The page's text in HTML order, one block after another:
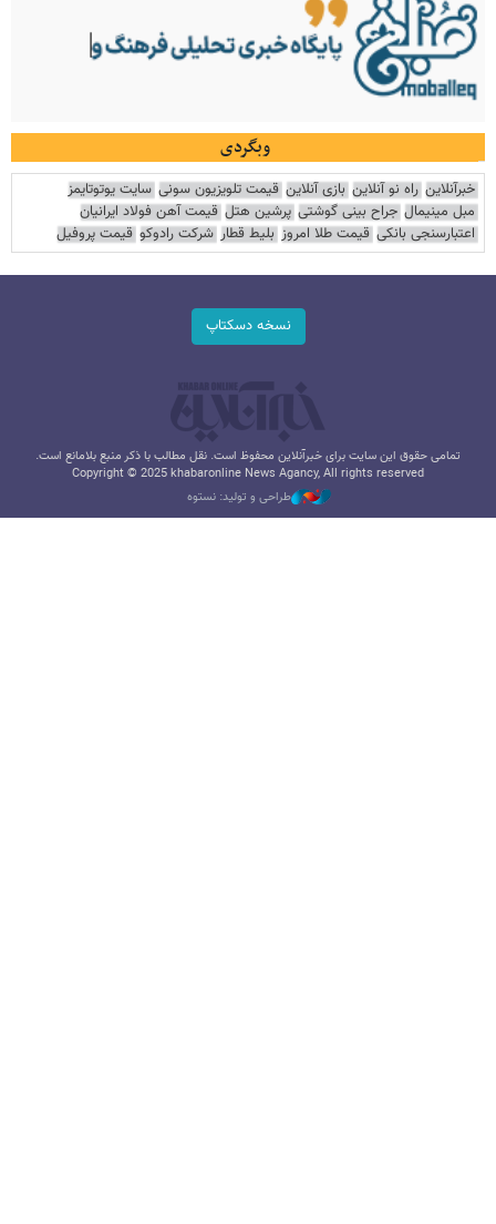
وبگردی
خبرآنلاین راه نو آنلاین بازی آنلاین قیمت تلویزیون سونی سایت یوتوتایمز
مبل مینیمال جراح بینی گوشتی پرشین هتل قیمت آهن فولاد ایرانیان
اعتبارسنجی بانکی قیمت طلا امروز بلیط قطار شرکت رادوکو قیمت پروفیل
نسخه دسکتاپ
تمامی حقوق این سایت برای خبرآنلاین محفوظ است. نقل مطالب با ذکر منبع بلامانع است.
Copyright © 2025 khabaronline News Agancy, All rights reserved
طراحی و تولید: نستوه